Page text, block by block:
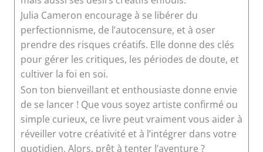
Julia Cameron encourage à se libérer du
perfectionnisme, de l’autocensure, et à oser
prendre des risques créatifs. Elle donne des clés
pour gérer les critiques, les périodes de doute, et
cultiver la foi en soi.
Son ton bienveillant et enthousiaste donne envie
de se lancer ! Que vous soyez artiste confirmé ou
simple curieux, ce livre peut vraiment vous aider à
réveiller votre créativité et à l’intégrer dans votre
quotidien. Alors, prêt à tenter l’aventure ?